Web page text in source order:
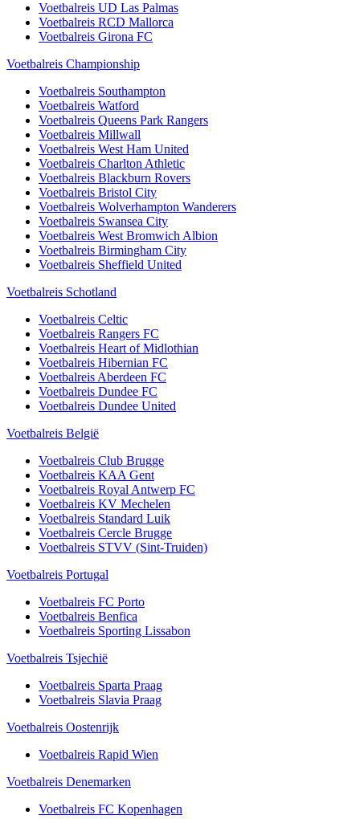
Voetbalreis UD Las Palmas
Voetbalreis RCD Mallorca
Voetbalreis Girona FC
Voetbalreis Championship
Voetbalreis Southampton
Voetbalreis Watford
Voetbalreis Queens Park Rangers
Voetbalreis Millwall
Voetbalreis West Ham United
Voetbalreis Charlton Athletic
Voetbalreis Blackburn Rovers
Voetbalreis Bristol City
Voetbalreis Wolverhampton Wanderers
Voetbalreis Swansea City
Voetbalreis West Bromwich Albion
Voetbalreis Birmingham City
Voetbalreis Sheffield United
Voetbalreis Schotland
Voetbalreis Celtic
Voetbalreis Rangers FC
Voetbalreis Heart of Midlothian
Voetbalreis Hibernian FC
Voetbalreis Aberdeen FC
Voetbalreis Dundee FC
Voetbalreis Dundee United
Voetbalreis België
Voetbalreis Club Brugge
Voetbalreis KAA Gent
Voetbalreis Royal Antwerp FC
Voetbalreis KV Mechelen
Voetbalreis Standard Luik
Voetbalreis Cercle Brugge
Voetbalreis STVV (Sint-Truiden)
Voetbalreis Portugal
Voetbalreis FC Porto
Voetbalreis Benfica
Voetbalreis Sporting Lissabon
Voetbalreis Tsjechië
Voetbalreis Sparta Praag
Voetbalreis Slavia Praag
Voetbalreis Oostenrijk
Voetbalreis Rapid Wien
Voetbalreis Denemarken
Voetbalreis FC Kopenhagen